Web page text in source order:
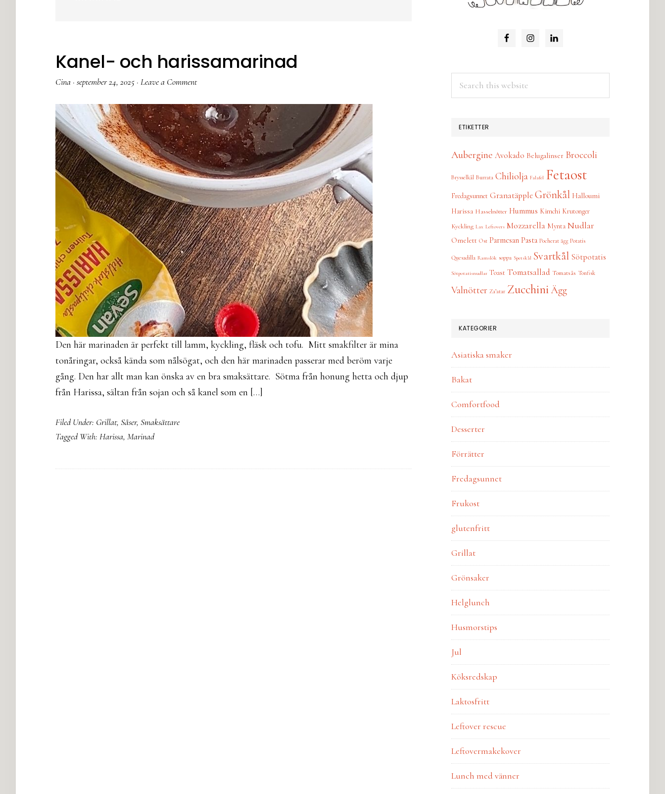
Kanel- och harissamarinad
Cina · september 24, 2025 · Leave a Comment
Den här marinaden är perfekt till lamm, kyckling, fläsk och tofu. Mitt smakfilter är mina
tonåringar, också kända som nålsögat, och den här marinaden passerar med beröm varje
gång. Den har allt man kan önska av en bra smaksättare. Sötma från honung hetta och djup
från Harissa, sältan från sojan och så kanel som en […]
Filed Under: Grillat, Såser, Smaksättare
Tagged With: Harissa, Marinad
ETIKETTER
Aubergine Avokado Belugalinser Broccoli
Brysselkål Burrata Chiliolja Falafel Fetaost
Fredagsunnet GranatäppleGrönkål Halloumi
Harissa Hasselnötter Hummus Kimchi Krutonger
Kyckling Lax Leftovers Mozzarella Mynta Nudlar
Omelett Ost Parmesan Pasta Pocherat ägg Potatis
Quesadilla Ramslök soppa Spetskål Svartkål Sötpotatis
Sötpotatisnudlar Toast Tomatsallad Tomatsås Tonfisk
Valnötter Za’atar ZucchiniÄgg
KATEGORIER
Asiatiska smaker
Bakat
Comfortfood
Desserter
Förrätter
Fredagsunnet
Frukost
glutenfritt
Grillat
Grönsaker
Helglunch
Husmorstips
Jul
Köksredskap
Laktosfritt
Leftover rescue
Leftovermakekover
Lunch med vänner